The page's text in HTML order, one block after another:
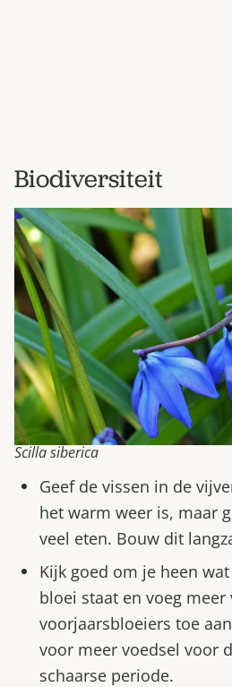
Biodiversiteit
Scilla siberica
Geef de vissen in de
het warm weer is, maar
veel eten. Bouw dit
Kijk goed om je heen
bloei staat en voeg meer
voorjaarsbloeiers toe
voor meer voedsel voor
schaarse periode.